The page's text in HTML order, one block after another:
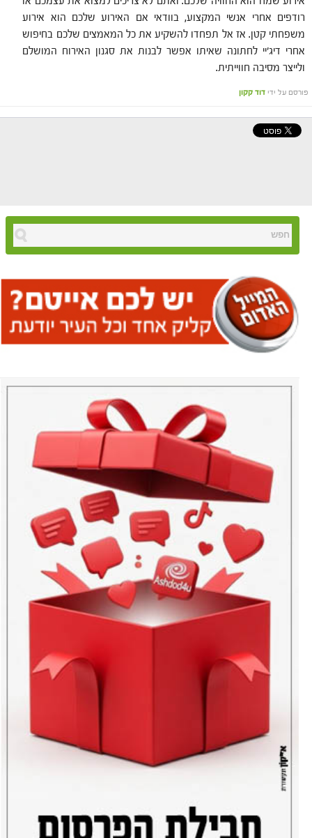
רודפים אחרי אנשי המקצוע, בוודאי אם האירוע שלכם הוא אירוע
משפחתי קטן. אז אל תפחדו להשקיע את כל המאמצים שלכם בחיפוש
אחרי דיג׳יי לחתונה שאיתו אפשר לבנות את סגנון האירוח המושלם
ולייצר מסיבה חווייתית.
פורסם על ידי דוד קקון